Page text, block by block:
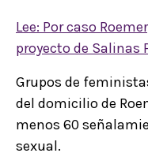
Lee: Por caso
proyecto de Salinas
Grupos de
del domicilio de
menos 60
sexual.